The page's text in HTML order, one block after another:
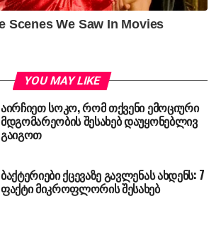
YOU MAY LIKE
აირჩიეთ სოკო, რომ თქვენი ემოციური
მდგომარეობის შესახებ დაუყონებლივ
გაიგოთ
ბაქტერიები ქცევაზე გავლენას ახდენს: 7
ფაქტი მიკროფლორის შესახებ